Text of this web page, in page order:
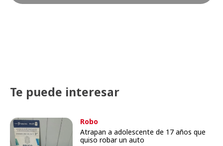
Te puede interesar
Robo
Atrapan a adolescente de 17 años que
quiso robar un auto